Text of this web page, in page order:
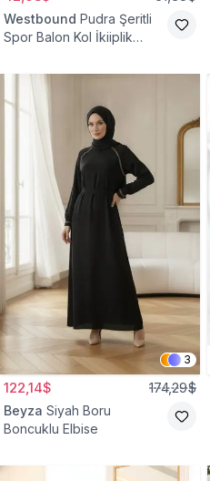
Westbound Pudra Şeritli
Spor Balon Kol İkiiplik
3
122,14$ 174,29$
Beyza Siyah Boru
Boncuklu Elbise